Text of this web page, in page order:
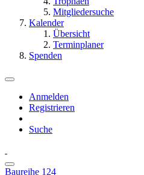
Mitgliedersuche
Kalender
Übersicht
Terminplaner
Spenden
Anmelden
Registrieren
Suche
Baureihe 124